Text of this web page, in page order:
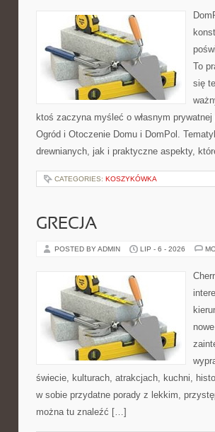
To
się
ktoś zaczyna myśleć o własnym
Ogród i Otoczenie Domu i DomPol.
drewnianych, jak i praktyczne aspekty,
CATEGORIES: KOSZYKÓWKA
GRECJA
POSTED BY ADMIN LIP - 6 - 2026
świecie, kulturach, atrakcjach, kuchni,
w sobie przydatne porady z lekkim,
można tu znaleźć […]